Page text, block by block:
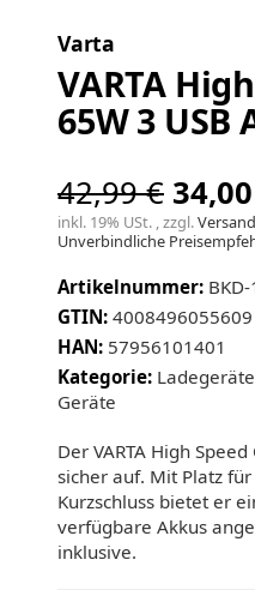
Varta
VARTA
65W 3 USB
42,99 €
inkl. 19% USt. , zzgl.Versand
Unverbindliche
Artikelnummer:
GTIN: 4008496055609
HAN: 57956101401
Kategorie:
Geräte
Der VARTA High
sicher auf. Mit Platz
Kurzschluss bietet er
verfügbare Akkus
inklusive.